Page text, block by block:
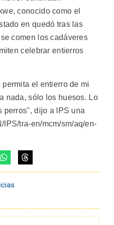
conocido como el
en quedó tras las
comen los cadáveres
celebrar entierros
el entierro de mi
nada, sólo los huesos. Lo
perros", dijo a IPS una
tra-en/mcm/sm/aq/en-